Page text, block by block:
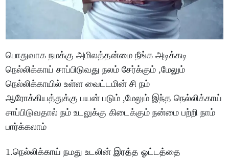
பொதுவாக நமக்கு அமிலத்தன்மை நீங்க அடிக்கடி
நெல்லிக்காய் சாப்பிடுவது நலம் சேர்க்கும் ,மேலும்
நெல்லிக்காயில் உள்ள வைட்டமின் சி நம்
ஆரோக்கியத்துக்கு பயன் படும் ,மேலும் இந்த நெல்லிக்காய்
சாப்பிடுவதால் நம் உடலுக்கு கிடைக்கும் நன்மை பற்றி நாம்
பார்க்கலாம்
1.நெல்லிக்காய் நமது உடலின் இரத்த ஓட்டத்தை